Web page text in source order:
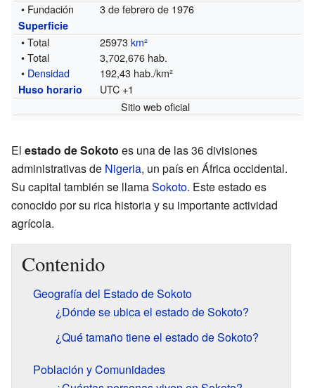
• Fundación 3 de febrero de 1976
Superficie
• Total 25973km²
• Total
3,702,676 hab.
• Densidad 192,43 hab./km²
Huso horario
UTC +1
Sitio web oficial
El estado de Sokoto es una de las 36 divisiones
administrativas de Nigeria, un país en África occidental.
Su capital también se llamaSokoto. Este estado es
conocido por su rica historia y su importante actividad
agrícola.
Contenido
Geografía del Estado de Sokoto
¿Dónde se ubica el estado de Sokoto?
¿Qué tamaño tiene el estado de Sokoto?
Población y Comunidades